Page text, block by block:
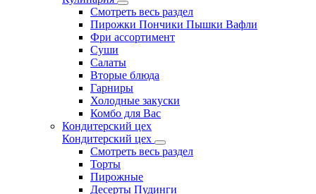
Смотреть весь раздел
Пирожки Пончики Пышки Вафли
Фри ассортимент
Суши
Салаты
Вторые блюда
Гарниры
Холодные закуски
Комбо для Вас
Кондитерский цех
Кондитерский цех
Смотреть весь раздел
Торты
Пирожные
Десерты Пудинги